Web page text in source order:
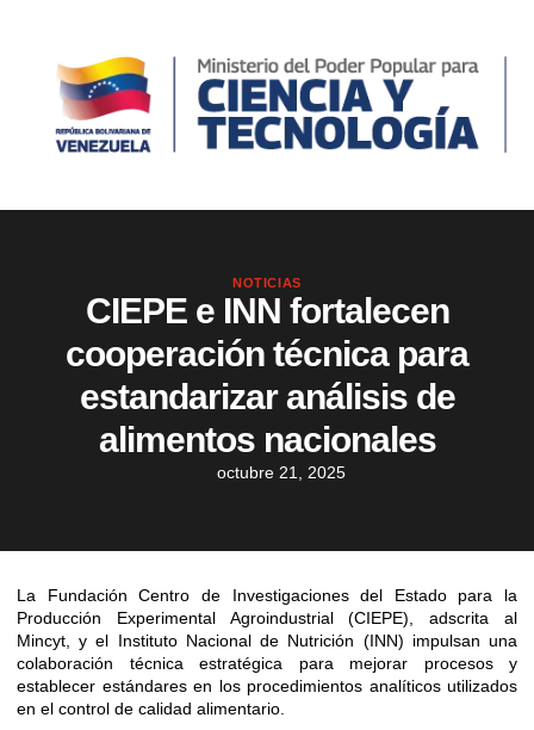
NOTICIAS
CIEPE e INN fortalecen
cooperación técnica para
estandarizar análisis de
alimentos nacionales
octubre 21, 2025
La Fundación Centro de Investigaciones del Estado para la
Producción Experimental Agroindustrial (CIEPE), adscrita al
Mincyt, y el Instituto Nacional de Nutrición (INN) impulsan una
colaboración técnica estratégica para mejorar procesos y
establecer estándares en los procedimientos analíticos utilizados
en el control de calidad alimentario.